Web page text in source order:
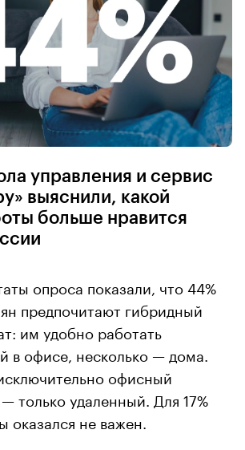
управления и сервис
выяснили, какой
больше нравится
опроса показали, что 44%
предпочитают гибридный
им удобно работать
в офисе, несколько — дома.
офисный
только удаленный. Для 17%
не важен.